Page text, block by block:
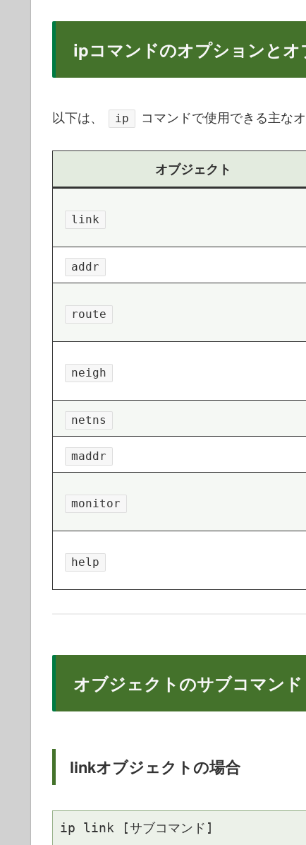
ipコマンドのオプションとオ
以下は、 ip コマンドで使用できる主な
オブジェクト
link
addr
route
neigh
netns
maddr
monitor
help
オブジェクトのサブコマンド
linkオブジェクトの場合
ip link [サブコマンド]